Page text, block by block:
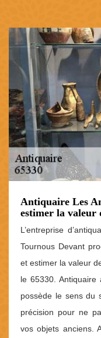
Antiquaire Les
estimer la valeur
L’entreprise
Tournous Devant
et estimer la valeur
le 65330.
possède le sens du
précision pour ne
vos objets anciens.